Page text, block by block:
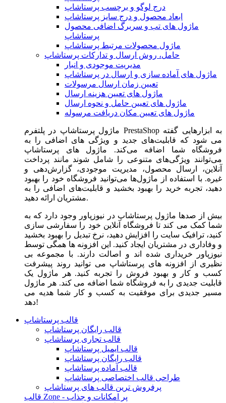
درج لوگو و برچسب پرستاشاپ
ابعاد محصول و درج سایز پرستاشاپ
ماژول های تب و سربرگ اضافی محصول
پرستاشاپ
ماژول محصولات مرتبط پرستاشاپ
حامل، روش ارسال و تدارکات پرستاشاپ
مدیریت موجودی و انبار
ماژول های آماده سازی و ارسال در پرستاشاپ
تعیین زمان ارسال مرسولات
ماژول های تعیین هزینه ارسال
ماژول های تعیین حامل و نحوه ارسال
ماژول های تعیین مکان دریافت مرسوله
ماژول‌ پرستاشاپ در پلتفرم PrestaShop به ابزارهایی گفته
می شود که قابلیت‌های جدید و ویژگی های اضافی را به
فروشگاه شما اضافه می‌کند. ماژول های پرستاشاپ
می‌توانند ویژگی‌های متنوعی را شامل شوند مانند پرداخت
آنلاین، ارسال محصول، مدیریت موجودی، گزارش‌دهی و
غیره. با استفاده از ماژول‌ها می‌توانید فروشگاه خود را بهبود
دهید، تجربه خرید را بهبود بخشید و قابلیت‌های اضافی را به
مشتریان ارائه دهید.
بیش از صدها ماژول پرستاشاپ در نیوزپاور وجود دارد که به
شما کمک می کند تا فروشگاه آنلاین خود را سفارشی سازی
کنید، ترافیک سایت را افزایش دهید، نرخ تبدیل را بهبود بخشید
و وفاداری در مشتریان ایجاد کنید. این افزونه ها همگی توسط
نیوزپاور خریداری شده اند و اصالت دارند. با مجموعه بی
نظیری از افزونه های پرستاشاپ می توانید روند پیشرفت
کسب و کار و بهبود فروش را تجربه کنید. هر ماژول یک
قابلیت جدیدی را به فروشگاه شما اضافه می کند. هر ماژول
مسیر جدیدی برای موفقیت به کسب و کار شما هدیه می
دهد!
قالب پرستاشاپ
قالب رایگان پرستاشاپ
قالب تجاری پرستاشاپ
قالب ایمیل پرستاشاپ
قالب رایگان پرستاشاپ
قالب آماده پرستاشاپ
طراحی قالب اختصاصی پرستاشاپ
پرفروش ترین قالب های پرستاشاپ
قالب Zone - پر امکانات و جذاب